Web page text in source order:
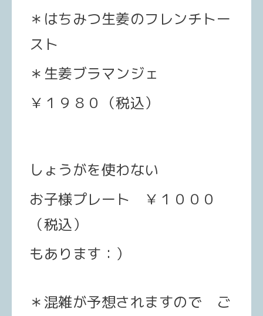
＊はちみつ生姜のフレンチトー
スト
＊生姜ブラマンジェ
￥１９８０（税込）
しょうがを使わない
お子様プレート ￥１０００
（税込）
もあります：）
＊混雑が予想されますので ご